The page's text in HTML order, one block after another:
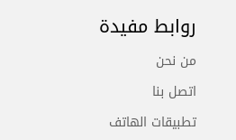
روابط مفيدة
من نحن
اتصل بنا
تطبيقات الهاتف